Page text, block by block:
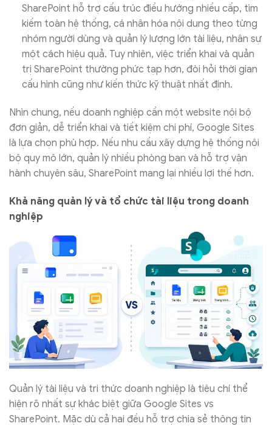
SharePoint hỗ trợ cấu trúc điều hướng nhiều cấp, tìm
kiếm toàn hệ thống, cá nhân hóa nội dung theo từng
nhóm người dùng và quản lý lượng lớn tài liệu, nhân sự
một cách hiệu quả. Tuy nhiên, việc triển khai và quản
trị SharePoint thường phức tạp hơn, đòi hỏi thời gian
cấu hình cũng như kiến thức kỹ thuật nhất định.
Nhìn chung, nếu doanh nghiệp cần một website nội bộ
đơn giản, dễ triển khai và tiết kiệm chi phí, Google Sites
là lựa chọn phù hợp. Nếu nhu cầu xây dựng hệ thống nội
bộ quy mô lớn, quản lý nhiều phòng ban và hỗ trợ vận
hành chuyên sâu, SharePoint mang lại nhiều lợi thế hơn.
Khả năng quản lý và tổ chức tài liệu trong doanh
nghiệp
Quản lý tài liệu và tri thức doanh nghiệp là tiêu chí thể
hiện rõ nhất sự khác biệt giữa Google Sites vs
SharePoint. Mặc dù cả hai đều hỗ trợ chia sẻ thông tin